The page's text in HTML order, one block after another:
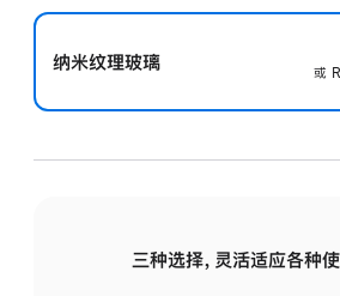
纳米纹理玻璃
或
三种选择，灵活适应各种使